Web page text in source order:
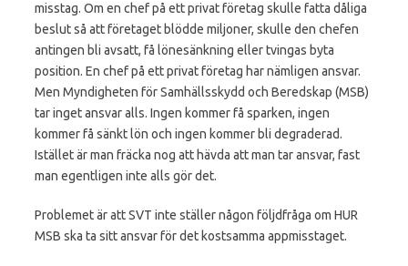
misstag. Om en chef på ett privat företag skulle fatta dåliga
beslut så att företaget blödde miljoner, skulle den chefen
antingen bli avsatt, få lönesänkning eller tvingas byta
position. En chef på ett privat företag har nämligen ansvar.
Men Myndigheten för Samhällsskydd och Beredskap (MSB)
tar inget ansvar alls. Ingen kommer få sparken, ingen
kommer få sänkt lön och ingen kommer bli degraderad.
Istället är man fräcka nog att hävda att man tar ansvar, fast
man egentligen inte alls gör det.
Problemet är att SVT inte ställer någon följdfråga om HUR
MSB ska ta sitt ansvar för det kostsamma appmisstaget.